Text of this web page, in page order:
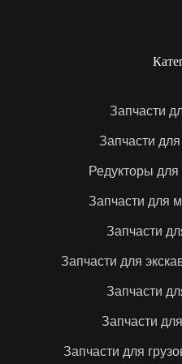
гарантией до 6 месяцев.
Бесплатный
компонентов.
Возможность
способами (наличный и
Скидку до 10 % при
Чтобы совершить
фильтрами для поиска
Обсудить вопросы
на сайте или
Запчасти
Запчасти
Редукторы для
Запчасти для
Запчасти
Запчасти для
Запчасти
Запчасти
Запчасти для